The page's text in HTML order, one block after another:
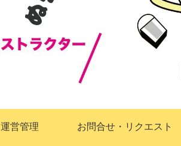
運営管理 お問合せ・リクエスト